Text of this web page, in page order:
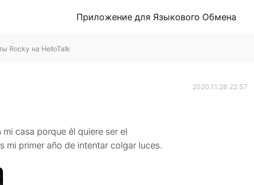
Приложение для Языкового Обмена
Rocky на HelloTalk
2020.11.28 22:57
casa porque él quiere ser el
mi primer año de intentar colgar luces.